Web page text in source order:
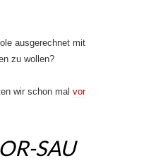
ausgerechnet mit
zu wollen?
wir schon mal vor
SAU